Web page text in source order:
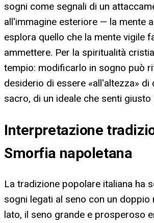
sogni come segnali di un
all'immagine esteriore — la mente
esplora quello che la mente vigile
ammettere. Per la spiritualità
tempio: modificarlo in sogno può
desiderio di essere «all'altezza» di
sacro, di un ideale che senti giusto
Interpretazione
Smorfia napoletana
La tradizione popolare italiana ha
sogni legati al seno con un doppio
lato, il seno grande e prosperoso